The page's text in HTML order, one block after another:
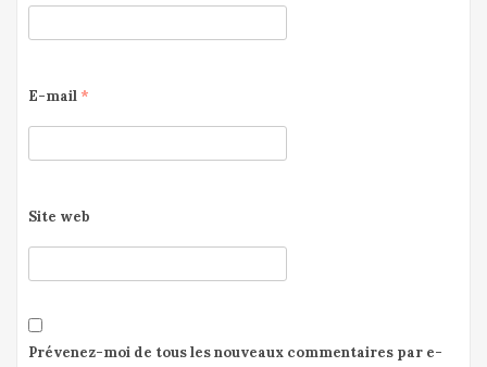
E-mail *
Site web
Prévenez-moi de tous les nouveaux commentaires par e-